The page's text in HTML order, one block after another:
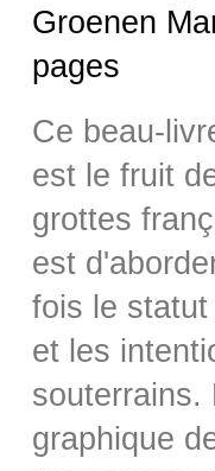
Groenen
pages
Ce beau-
est le fruit
grottes
est
fois le
et les
souterrains.
graphique